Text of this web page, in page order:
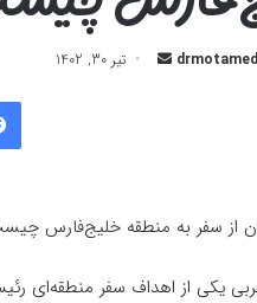
ارسال تیر 30, 1402
از سفر به منطقه خلیج‌فارس
یکی از اهداف سفر منطقه‌ای